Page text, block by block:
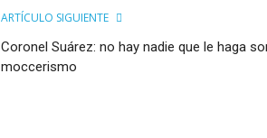
ARTÍCULO SIGUIENTE
Coronel Suárez: no hay nadie que le haga
moccerismo